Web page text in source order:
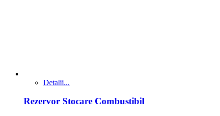
Detalii...
Rezervor Stocare Combustibil